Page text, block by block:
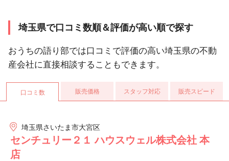
埼玉県で口コミ数順＆評価が高い順で探す
おうちの語り部では口コミで評価の高い埼玉県の不動
産会社に直接相談することもできます。
口コミ数 販売価格 スタッフ対応 販売スピード
埼玉県さいたま市大宮区
センチュリー２１ ハウスウェル株式会社 本
店